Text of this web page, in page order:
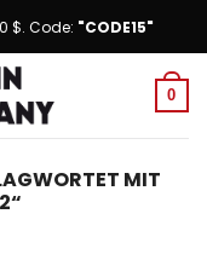
$. Code: "CODE15"
0
MIT